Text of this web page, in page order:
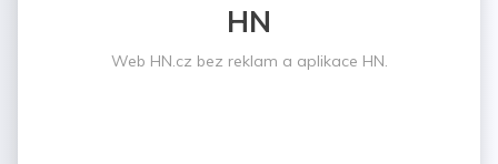
HN
Web HN.cz bez reklam a aplikace HN.